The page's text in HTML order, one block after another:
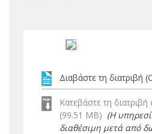
Διαβάστε τη διατριβή
Κατεβάστε τη
(99.51 MB) (Η
διαθέσιμη μετά από